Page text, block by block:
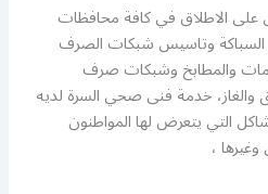
على الاطلاق في كافة محافظات
وتاسيس شبكات الصرف
والمطابخ وشبكات صرف
والغاز، خدمة فنى صحي السرة لديه
التي يتعرض لها المواطنون
،